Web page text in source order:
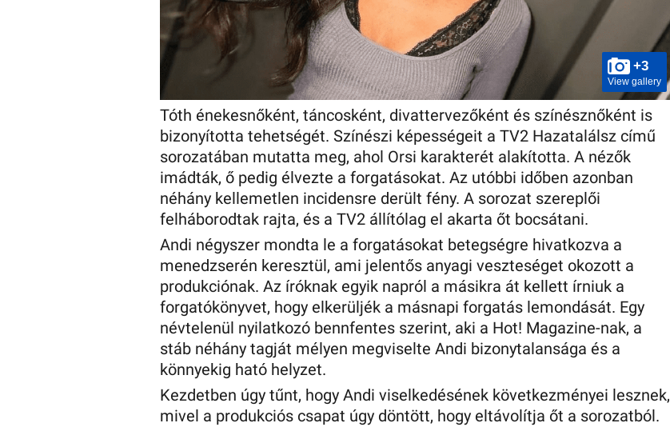
+3
View gallery
Tóth énekesnőként, táncosként, divattervezőként és színésznőként is
bizonyította tehetségét. Színészi képességeit a TV2 Hazatalálsz című
sorozatában mutatta meg, ahol Orsi karakterét alakította. A nézők
imádták, ő pedig élvezte a forgatásokat. Az utóbbi időben azonban
néhány kellemetlen incidensre derült fény. A sorozat szereplői
felháborodtak rajta, és a TV2 állítólag el akarta őt bocsátani.
Andi négyszer mondta le a forgatásokat betegségre hivatkozva a
menedzserén keresztül, ami jelentős anyagi veszteséget okozott a
produkciónak. Az íróknak egyik napról a másikra át kellett írniuk a
forgatókönyvet, hogy elkerüljék a másnapi forgatás lemondását. Egy
névtelenül nyilatkozó bennfentes szerint, aki a Hot! Magazine-nak, a
stáb néhány tagját mélyen megviselte Andi bizonytalansága és a
könnyekig ható helyzet.
Kezdetben úgy tűnt, hogy Andi viselkedésének következményei lesznek,
mivel a produkciós csapat úgy döntött, hogy eltávolítja őt a sorozatból.